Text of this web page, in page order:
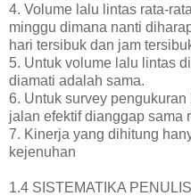
4. Volume lalu lintas rata-
minggu dimana nanti
hari tersibuk dan jam
5. Untuk volume lalu lintas
diamati adalah sama.
6. Untuk survey
jalan efektif dianggap sama
7. Kinerja yang dihitung
kejenuhan
1.4 SISTEMATIKA